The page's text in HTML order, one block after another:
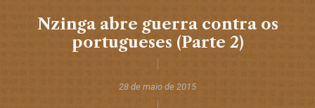
Nzinga abre guerra contra os
portugueses (Parte 2)
28 de maio de 2015